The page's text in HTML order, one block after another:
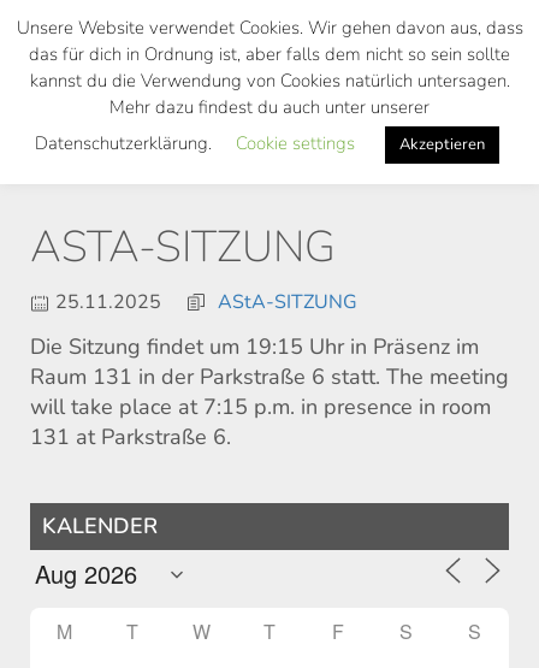
Skip
main
ASTA-SITZUNG
25.11.2025 AStA-SITZUNG
Die Sitzung findet um 19:15 Uhr in Präsenz im
Raum 131 in der Parkstraße 6 statt. The meeting
will take place at 7:15 p.m. in presence in room
131 at Parkstraße 6.
KALENDER
M T W T F S S
Unsere Website verwendet Cookies. Wir gehen davon aus, dass
das für dich in Ordnung ist, aber falls dem nicht so sein sollte
kannst du die Verwendung von Cookies natürlich untersagen.
Mehr dazu findest du auch unter unserer
Datenschutzerklärung.
Cookie settings Akzeptieren